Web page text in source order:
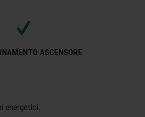
ASCENSORE
energetici.